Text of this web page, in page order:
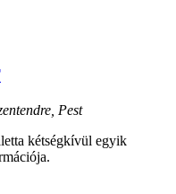
Pest
kétségkívül egyik